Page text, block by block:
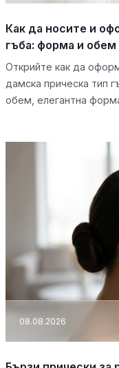
Как да носите и
гъба: форма и обем
Открийте как да
дамска прическа тип
обем, елегантна
08.08.2026